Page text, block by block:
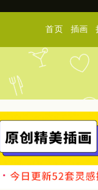
首页 插画